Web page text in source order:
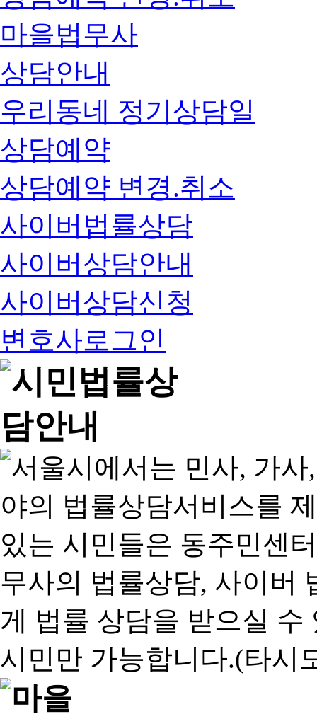
마을법무사
상담안내
우리동네 정기상담일
상담예약
상담예약 변경.취소
사이버법률상담
사이버상담안내
사이버상담신청
변호사로그인